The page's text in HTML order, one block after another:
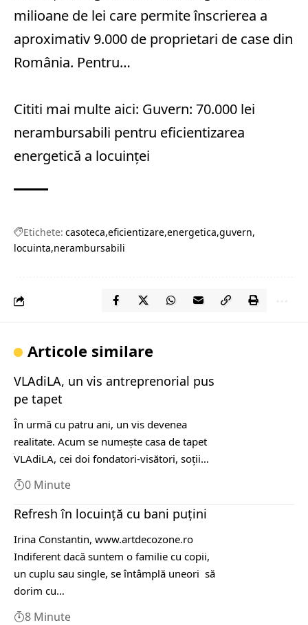
milioane de lei care permite înscrierea a
aproximativ 9.000 de proprietari de case din
România. Pentru…
Cititi mai multe aici: Guvern: 70.000 lei
nerambursabili pentru eficientizarea
energetică a locuinței
Etichete: casoteca eficientizare energetica guvern
locuinta nerambursabili
Articole similare
VLAdiLA, un vis antreprenorial pus
pe tapet
În urmă cu patru ani, un vis devenea
realitate. Acum se numește casa de tapet
VLAdiLA, cei doi fondatori-visători, soții…
0 Minute
Refresh în locuință cu bani puţini
Irina Constantin, www.artdecozone.ro
Indiferent dacă suntem o familie cu copii,
un cuplu sau single, se întâmplă uneori să
dorim cu…
8 Minute